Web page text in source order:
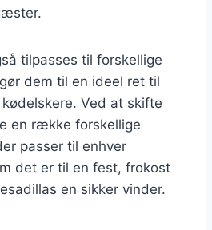
tilpasses til forskellige
dem til en ideel ret til
Ved at skifte
en række forskellige
passer til enhver
det er til en fest, frokost
en sikker vinder.